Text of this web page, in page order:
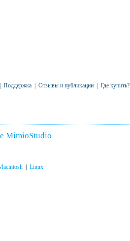
Поддержка Отзывы и публикации Где купить?
MimioStudio
Linux